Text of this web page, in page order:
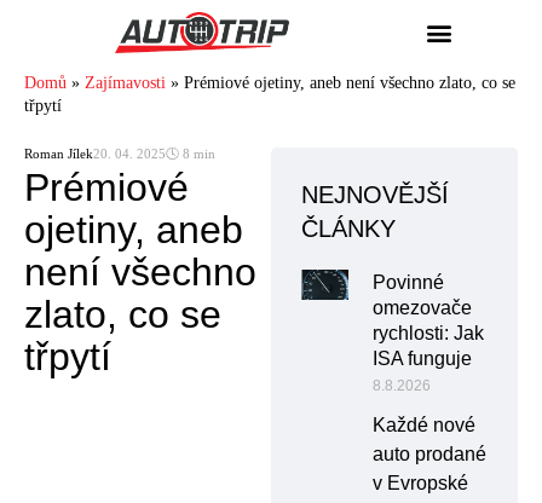
Domů » Zajímavosti » Prémiové ojetiny, aneb není všechno zlato, co se
třpytí
Roman Jílek20. 04. 2025🕓 8 min
Prémiové
ojetiny, aneb
není všechno
zlato, co se
třpytí
NEJNOVĚJŠÍ
ČLÁNKY
Povinné
omezovače
rychlosti: Jak
ISA funguje
8.8.2026
Každé nové
auto prodané
v Evropské